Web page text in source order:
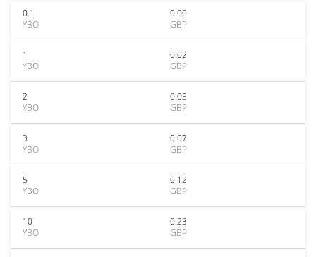
0.1
YBO
0.00
GBP
1
YBO
0.02
GBP
2
YBO
0.05
GBP
3
YBO
0.07
GBP
5
YBO
0.12
GBP
10
YBO
0.23
GBP